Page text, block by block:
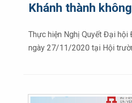
Khánh thành
Thực hiện Nghị Quyết Đại hội
ngày 27/11/2020 tại Hội